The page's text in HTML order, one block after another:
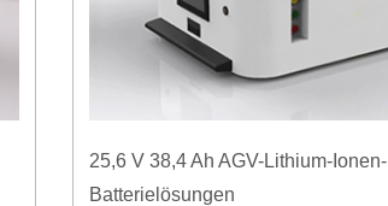
25,6 V 38,4 Ah AGV-Lithium-Ionen-
Batterielösungen